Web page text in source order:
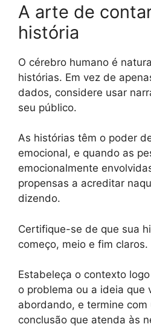
A arte de
história
O cérebro humano é
histórias. Em vez de
dados, considere usar
seu público.
As histórias têm o poder
emocional, e quando as
emocionalmente
propensas a acreditar
dizendo.
Certifique-se de que sua
começo, meio e fim claros.
Estabeleça o contexto
o problema ou a ideia que
abordando, e termine com
conclusão que atenda às